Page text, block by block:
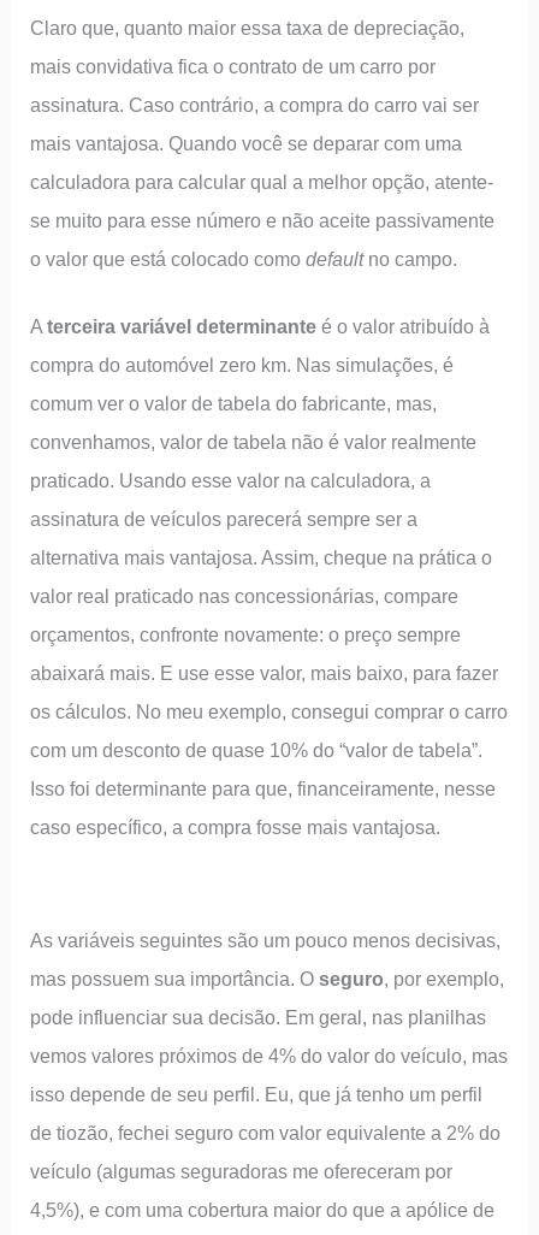
Claro que, quanto maior essa taxa de depreciação,
mais convidativa fica o contrato de um carro por
assinatura. Caso contrário, a compra do carro vai ser
mais vantajosa. Quando você se deparar com uma
calculadora para calcular qual a melhor opção, atente-
se muito para esse número e não aceite passivamente
o valor que está colocado comodefaultno campo.
Aterceira variável determinante é o valor atribuído à
compra do automóvel zero km. Nas simulações, é
comum ver o valor de tabela do fabricante, mas,
convenhamos, valor de tabela não é valor realmente
praticado. Usando esse valor na calculadora, a
assinatura de veículos parecerá sempre ser a
alternativa mais vantajosa. Assim, cheque na prática o
valor real praticado nas concessionárias, compare
orçamentos, confronte novamente: o preço sempre
abaixará mais. E use esse valor, mais baixo, para fazer
os cálculos. No meu exemplo, consegui comprar o carro
com um desconto de quase 10% do “valor de tabela”.
Isso foi determinante para que, financeiramente, nesse
caso específico, a compra fosse mais vantajosa.
As variáveis seguintes são um pouco menos decisivas,
mas possuem sua importância. Oseguro, por exemplo,
pode influenciar sua decisão. Em geral, nas planilhas
vemos valores próximos de 4% do valor do veículo, mas
isso depende de seu perfil. Eu, que já tenho um perfil
de tiozão, fechei seguro com valor equivalente a 2% do
veículo (algumas seguradoras me ofereceram por
4,5%), e com uma cobertura maior do que a apólice de